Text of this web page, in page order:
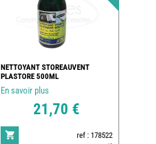
NETTOYANT STOREAUVENT
PLASTORE 500ML
En savoir plus
21,70 €
ref : 178522